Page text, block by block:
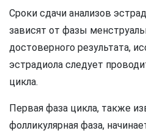
Сроки сдачи анализов
зависят от фазы
достоверного результата,
эстрадиола следует
цикла.
Первая фаза цикла, также
фолликулярная фаза,